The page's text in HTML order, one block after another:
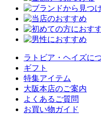
ラトビア・ヘイズに
ギフト
特集アイテム
大阪本店のご案内
よくあるご質問
お買い物ガイド